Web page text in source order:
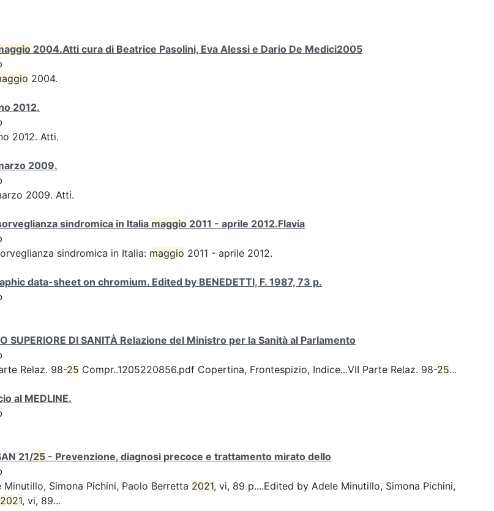
2004.Atti cura di Beatrice Pasolini, Eva Alessi e Dario De Medici2005
2004.
2012.
2012. Atti.
2009.
2009. Atti.
sindromica in Italia maggio 2011 - aprile 2012.Flavia
sindromica in Italia: maggio 2011 - aprile 2012.
data-sheet on chromium. Edited by BENEDETTI, F. 1987, 73 p.
SUPERIORE DI SANITÀ Relazione del Ministro per la Sanità al Parlamento
Relaz. 98-25 Compr..1205220856.pdf Copertina, Frontespizio, Indice...VII Parte Relaz. 98-25...
al MEDLINE.
21/25 - Prevenzione, diagnosi precoce e trattamento mirato dello
Simona Pichini, Paolo Berretta 2021, vi, 89 p....Edited by Adele Minutillo, Simona Pichini,
2021, vi, 89...